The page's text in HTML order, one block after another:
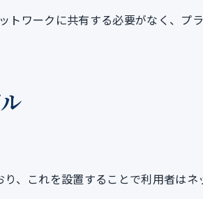
トワークに共有する必要がなく、プ
、これを設置することで利用者はネ